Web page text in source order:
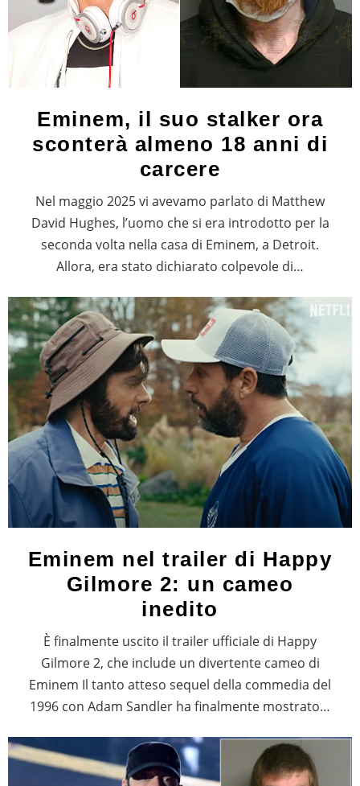
Eminem, il suo stalker ora
sconterà almeno 18 anni di
carcere
Nel maggio 2025 vi avevamo parlato di Matthew
David Hughes, l’uomo che si era introdotto per la
seconda volta nella casa di Eminem, a Detroit.
Allora, era stato dichiarato colpevole di…
Eminem nel trailer di Happy
Gilmore 2: un cameo
inedito
È finalmente uscito il trailer ufficiale di Happy
Gilmore 2, che include un divertente cameo di
Eminem Il tanto atteso sequel della commedia del
1996 con Adam Sandler ha finalmente mostrato…